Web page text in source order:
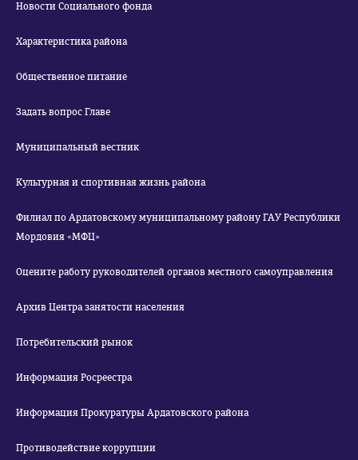
Новости Социального фонда
Характеристика района
Общественное питание
Задать вопрос Главе
Муниципальный вестник
Культурная и спортивная жизнь района
Филиал по Ардатовскому муниципальному району ГАУ Республики
Мордовия «МФЦ»
Оцените работу руководителей органов местного самоуправления
Архив Центра занятости населения
Потребительский рынок
Информация Росреестра
Информация Прокуратуры Ардатовского района
Противодействие коррупции